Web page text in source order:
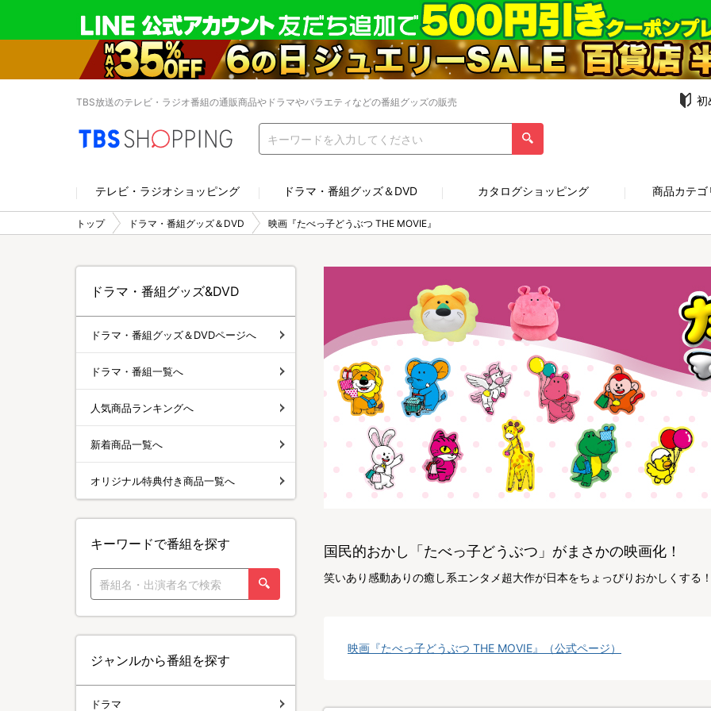
TBS放送のテレビ・ラジオ番組の通販商品やドラマやバラエティなどの番組グッズの販売 初
テレビ・ラジオショッピング ドラマ・番組グッズ＆DVD カタログショッピング 商品カテ
トップ ドラマ・番組グッズ＆DVD 映画『たべっ子どうぶつ THE MOVIE』
国民的おかし「たべっ子どうぶつ」がまさかの映画化！
笑いあり感動ありの癒し系エンタメ超大作が日本をちょっぴりおかしくする
映画『たべっ子どうぶつ THE MOVIE』（公式ページ）
ドラマ・番組グッズ&DVD
ドラマ・番組グッズ＆DVDページへ
ドラマ・番組一覧へ
人気商品ランキングへ
新着商品一覧へ
オリジナル特典付き商品一覧へ
キーワードで番組を探す
ジャンルから番組を探す
ドラマ